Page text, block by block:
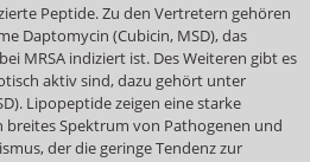
Peptide. Zu den Vertretern gehören
Daptomycin (Cubicin, MSD), das
MRSA indiziert ist. Des Weiteren gibt es
aktiv sind, dazu gehört unter
Lipopeptide zeigen eine starke
Spektrum von Pathogenen und
der die geringe Tendenz zur